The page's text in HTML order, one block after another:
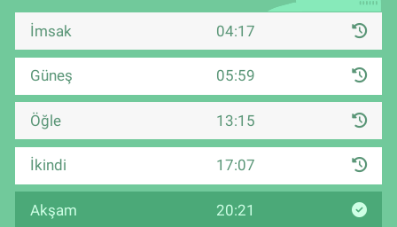
İmsak 04:17
Güneş 05:59
Öğle 13:15
İkindi 17:07
Akşam 20:21